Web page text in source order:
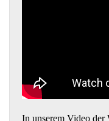
In unserem Video der